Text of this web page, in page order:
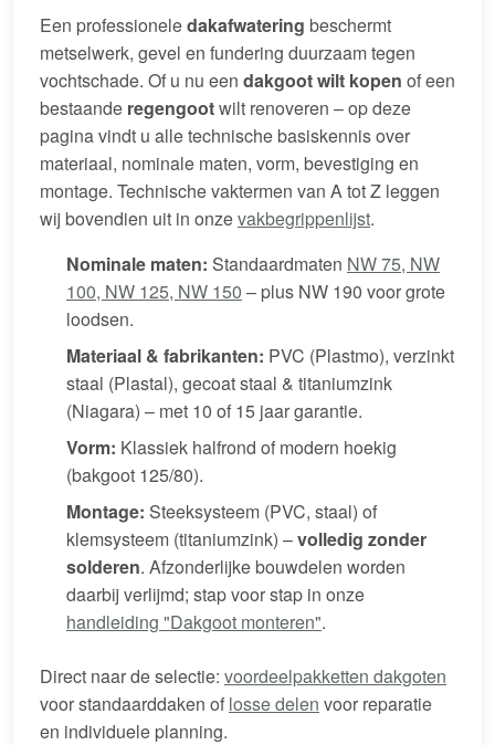
Een professioneledakafwatering beschermt
metselwerk, gevel en fundering duurzaam tegen
vochtschade. Of u nu een dakgoot wilt kopen of een
bestaande regengootwilt renoveren – op deze
pagina vindt u alle technische basiskennis over
materiaal, nominale maten, vorm, bevestiging en
montage. Technische vaktermen van A tot Z leggen
wij bovendien uit in onzevakbegrippenlijst.
Nominale maten: Standaardmaten NW 75, NW
100, NW 125, NW 150 – plus NW 190 voor grote
loodsen.
Materiaal & fabrikanten: PVC (Plastmo), verzinkt
staal (Plastal), gecoat staal & titaniumzink
(Niagara) – met 10 of 15 jaar garantie.
Vorm: Klassiek halfrond of modern hoekig
(bakgoot 125/80).
Montage: Steeksysteem (PVC, staal) of
klemsysteem (titaniumzink) –volledig zonder
solderen. Afzonderlijke bouwdelen worden
daarbij verlijmd; stap voor stap in onze
handleiding "Dakgoot monteren".
Direct naar de selectie: voordeelpakketten dakgoten
voor standaarddaken of losse delen voor reparatie
en individuele planning.